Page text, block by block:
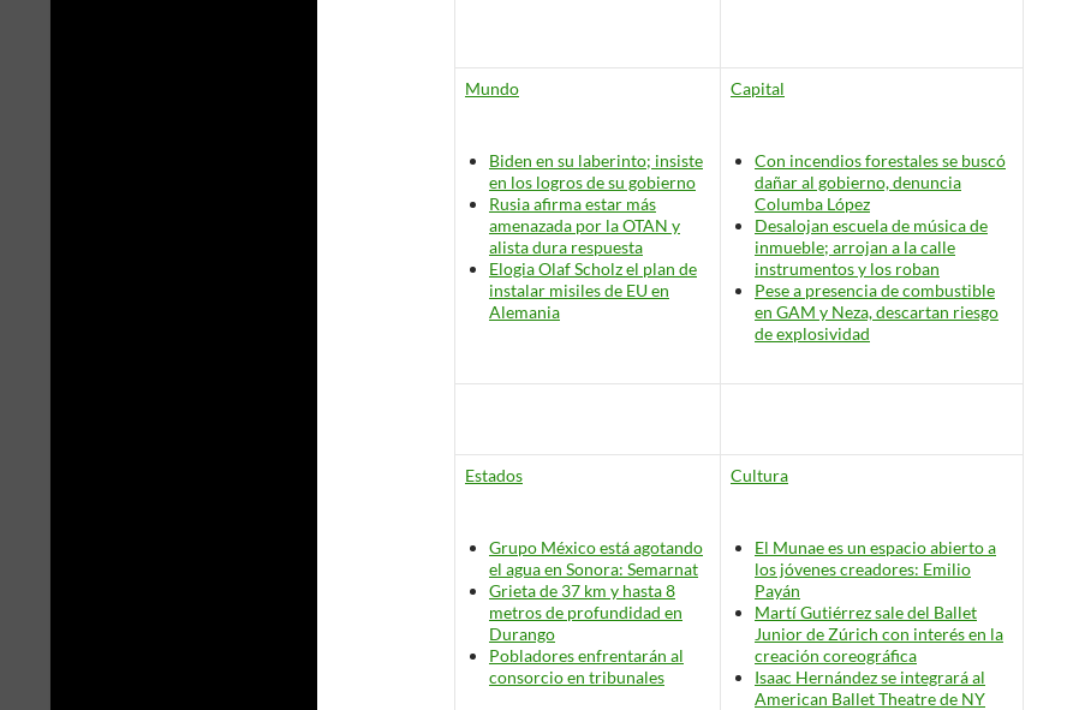
Mundo
Biden en su laberinto; insiste
en los logros de su gobierno
Rusia afirma estar más
amenazada por la OTAN y
alistadura respuesta
Elogia Olaf Scholz el plan de
instalar misiles de EU en
Alemania
Capital
Con incendios forestales se buscó
dañar al gobierno, denuncia
Columba López
Desalojan escuela de música de
inmueble; arrojan a la calle
instrumentos y los roban
Pese a presencia de combustible
en GAM y Neza, descartan riesgo
de explosividad
Estados
Grupo México está agotando
el agua en Sonora: Semarnat
Grieta de 37 km y hasta 8
metros de profundidad en
Durango
Pobladores enfrentarán al
consorcio en tribunales
Cultura
El Munae es un espacio abierto a
los jóvenes creadores: Emilio
Payán
Martí Gutiérrez sale del Ballet
Junior de Zúrich con interés en la
creación coreográfica
Isaac Hernández se integrará al
American Ballet Theatre de NY